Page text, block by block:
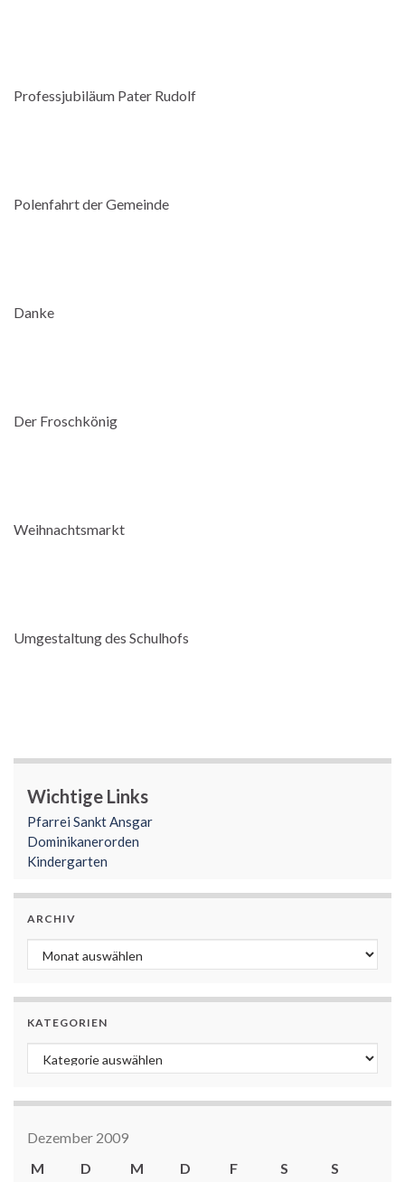
Professjubiläum Pater Rudolf
Polenfahrt der Gemeinde
Danke
Der Froschkönig
Weihnachtsmarkt
Umgestaltung des Schulhofs
Wichtige Links
Pfarrei Sankt Ansgar
Dominikanerorden
Kindergarten
ARCHIV
Archiv
KATEGORIEN
Kategorien
Dezember 2009
M
D M D F S S